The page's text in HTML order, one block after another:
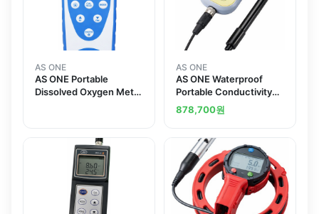
AS ONE
AS ONE Portable
Dissolved Oxygen Meter
AS ONE
AS ONE Waterproof
Portable Conductivity
Meter AS710
878,700원